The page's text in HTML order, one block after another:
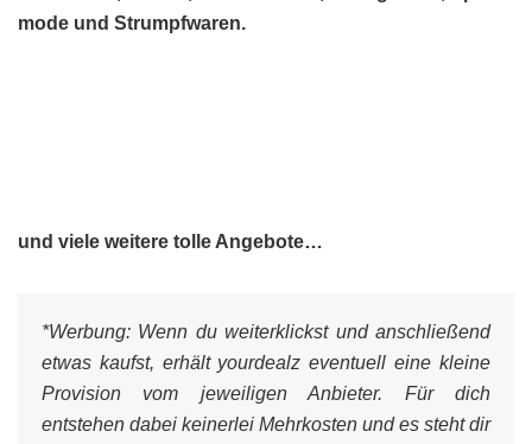
mode und Strumpfwaren.
und viele weitere tolle Angebote…
*Werbung: Wenn du weiterklickst und anschließend
etwas kaufst, erhält yourdealz eventuell eine kleine
Provision vom jeweiligen Anbieter. Für dich
entstehen dabei keinerlei Mehrkosten und es steht dir